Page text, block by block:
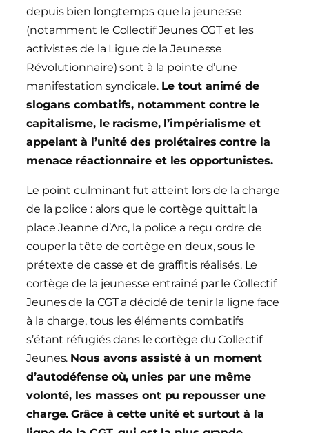
depuis bien longtemps que la jeunesse
(notamment le Collectif Jeunes CGT et les
activistes de la Ligue de la Jeunesse
Révolutionnaire) sont à la pointe d’une
manifestation syndicale. Le tout animé de
slogans combatifs, notamment contre le
capitalisme, le racisme, l’impérialisme et
appelant à l’unité des prolétaires contre la
menace réactionnaire et les opportunistes.
Le point culminant fut atteint lors de la charge
de la police : alors que le cortège quittait la
place Jeanne d’Arc, la police a reçu ordre de
couper la tête de cortège en deux, sous le
prétexte de casse et de graffitis réalisés. Le
cortège de la jeunesse entraîné par le Collectif
Jeunes de la CGT a décidé de tenir la ligne face
à la charge, tous les éléments combatifs
s’étant réfugiés dans le cortège du Collectif
Jeunes. Nous avons assisté à un moment
d’autodéfense où, unies par une même
volonté, les masses ont pu repousser une
charge. Grâce à cette unité et surtout à la